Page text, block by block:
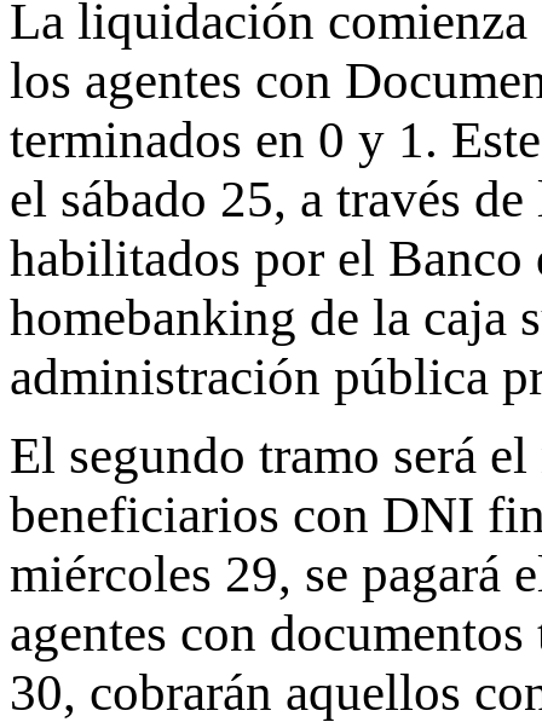
La liquidación comienza
los agentes con
terminados en 0 y 1.
el sábado 25, a través
habilitados por el Banco
homebanking de la caja
administración pública
El segundo tramo será
beneficiarios con DNI
miércoles 29, se pagará
agentes con
30, cobrarán aquellos